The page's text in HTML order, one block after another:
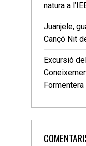
natura a
Juanjele,
Cançó Nit
Excursió
Formentera